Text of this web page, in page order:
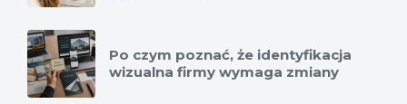
Po czym poznać, że identyfikacja
wizualna firmy wymaga zmiany